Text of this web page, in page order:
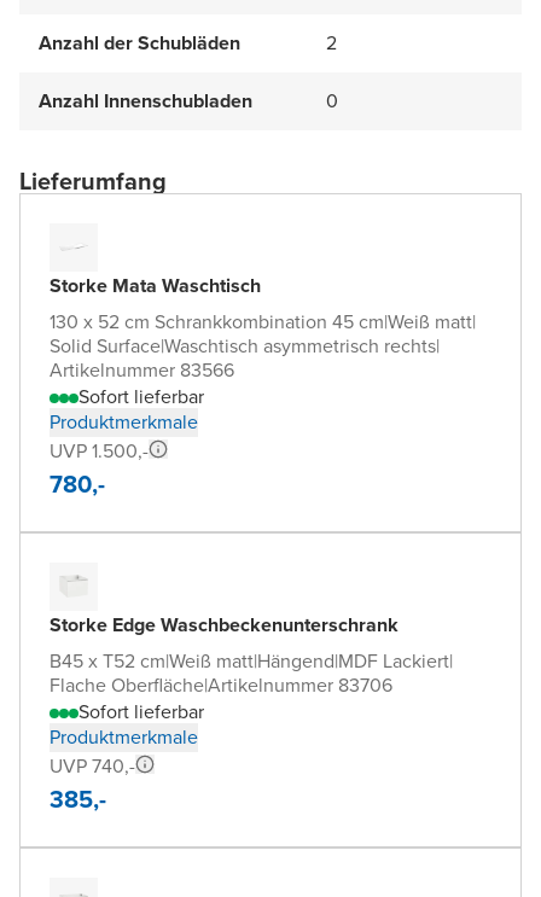
Anzahl der Schubläden 2
Anzahl Innenschubladen 0
Lieferumfang
Storke Mata Waschtisch
130 x 52 cm Schrankkombination 45 cm|Weiß matt|
Solid Surface|Waschtisch asymmetrisch rechts|
Artikelnummer 83566
Sofort lieferbar
Produktmerkmale
UVP 1.500,-
780,-
Storke Edge Waschbeckenunterschrank
B45 x T52 cm|Weiß matt|Hängend|MDF Lackiert|
Flache Oberfläche|Artikelnummer 83706
Sofort lieferbar
Produktmerkmale
UVP 740,-
385,-